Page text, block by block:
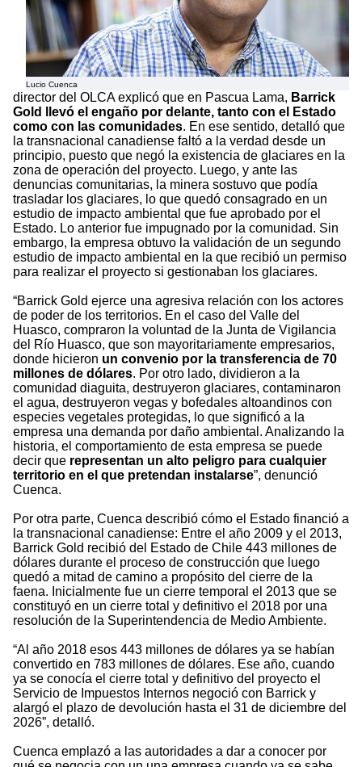
Lucio Cuenca
director del OLCA explicó que en Pascua Lama, Barrick
Gold llevó el engaño por delante, tanto con el Estado
como con las comunidades. En ese sentido, detalló que
la transnacional canadiense faltó a la verdad desde un
principio, puesto que negó la existencia de glaciares en la
zona de operación del proyecto. Luego, y ante las
denuncias comunitarias, la minera sostuvo que podía
trasladar los glaciares, lo que quedó consagrado en un
estudio de impacto ambiental que fue aprobado por el
Estado. Lo anterior fue impugnado por la comunidad. Sin
embargo, la empresa obtuvo la validación de un segundo
estudio de impacto ambiental en la que recibió un permiso
para realizar el proyecto si gestionaban los glaciares.
“Barrick Gold ejerce una agresiva relación con los actores
de poder de los territorios. En el caso del Valle del
Huasco, compraron la voluntad de la Junta de Vigilancia
del Río Huasco, que son mayoritariamente empresarios,
donde hicieron un convenio por la transferencia de 70
millones de dólares. Por otro lado, dividieron a la
comunidad diaguita, destruyeron glaciares, contaminaron
el agua, destruyeron vegas y bofedales altoandinos con
especies vegetales protegidas, lo que significó a la
empresa una demanda por daño ambiental. Analizando la
historia, el comportamiento de esta empresa se puede
decir que representan un alto peligro para cualquier
territorio en el que pretendan instalarse”, denunció
Cuenca.
Por otra parte, Cuenca describió cómo el Estado financió a
la transnacional canadiense: Entre el año 2009 y el 2013,
Barrick Gold recibió del Estado de Chile 443 millones de
dólares durante el proceso de construcción que luego
quedó a mitad de camino a propósito del cierre de la
faena. Inicialmente fue un cierre temporal el 2013 que se
constituyó en un cierre total y definitivo el 2018 por una
resolución de la Superintendencia de Medio Ambiente.
“Al año 2018 esos 443 millones de dólares ya se habían
convertido en 783 millones de dólares. Ese año, cuando
ya se conocía el cierre total y definitivo del proyecto el
Servicio de Impuestos Internos negoció con Barrick y
alargó el plazo de devolución hasta el 31 de diciembre del
2026”, detalló.
Cuenca emplazó a las autoridades a dar a conocer por